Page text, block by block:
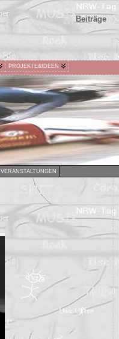
Beiträge
PROJEKTE&IDEEN
VERANSTALTUNGEN